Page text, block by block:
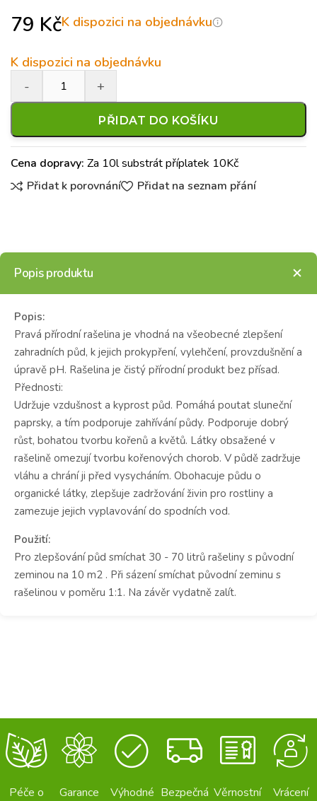
79 KčK dispozici na objednávku
K dispozici na objednávku
PŘIDAT DO KOŠÍKU
Cena dopravy: Za 10l substrát příplatek 10Kč
Přidat k porovnání
Přidat na seznam přání
Popis produktu
Popis:
Pravá přírodní rašelina je vhodná na všeobecné zlepšení
zahradních půd, k jejich prokypření, vylehčení, provzdušnění a
úpravě pH. Rašelina je čistý přírodní produkt bez přísad.
Přednosti:
Udržuje vzdušnost a kyprost půd. Pomáhá poutat sluneční
paprsky, a tím podporuje zahřívání půdy. Podporuje dobrý
růst, bohatou tvorbu kořenů a květů. Látky obsažené v
rašelině omezují tvorbu kořenových chorob. V půdě zadržuje
vláhu a chrání ji před vysycháním. Obohacuje půdu o
organické látky, zlepšuje zadržování živin pro rostliny a
zamezuje jejich vyplavování do spodních vod.
Použití:
Pro zlepšování půd smíchat 30 - 70 litrů rašeliny s původní
zeminou na 10 m2 . Při sázení smíchat původní zeminu s
rašelinou v poměru 1:1. Na závěr vydatně zalít.
Péče o
Garance
Výhodné Bezpečná Věrnostní
Vrácení